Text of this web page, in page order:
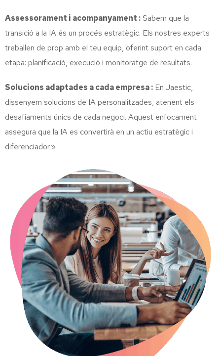
Assessorament i acompanyament :Sabem que la
transició a la IA és un procés estratègic. Els nostres experts
treballen de prop amb el teu equip, oferint suport en cada
etapa: planificació, execució i monitoratge de resultats.
Solucions adaptades a cada empresa : En Jaestic,
dissenyem solucions de IA personalitzades, atenent els
desafiaments únics de cada negoci. Aquest enfocament
assegura que la IA es convertirà en un actiu estratègic i
diferenciador.»